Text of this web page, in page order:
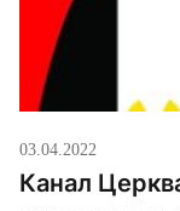
03.04.2022
Канал